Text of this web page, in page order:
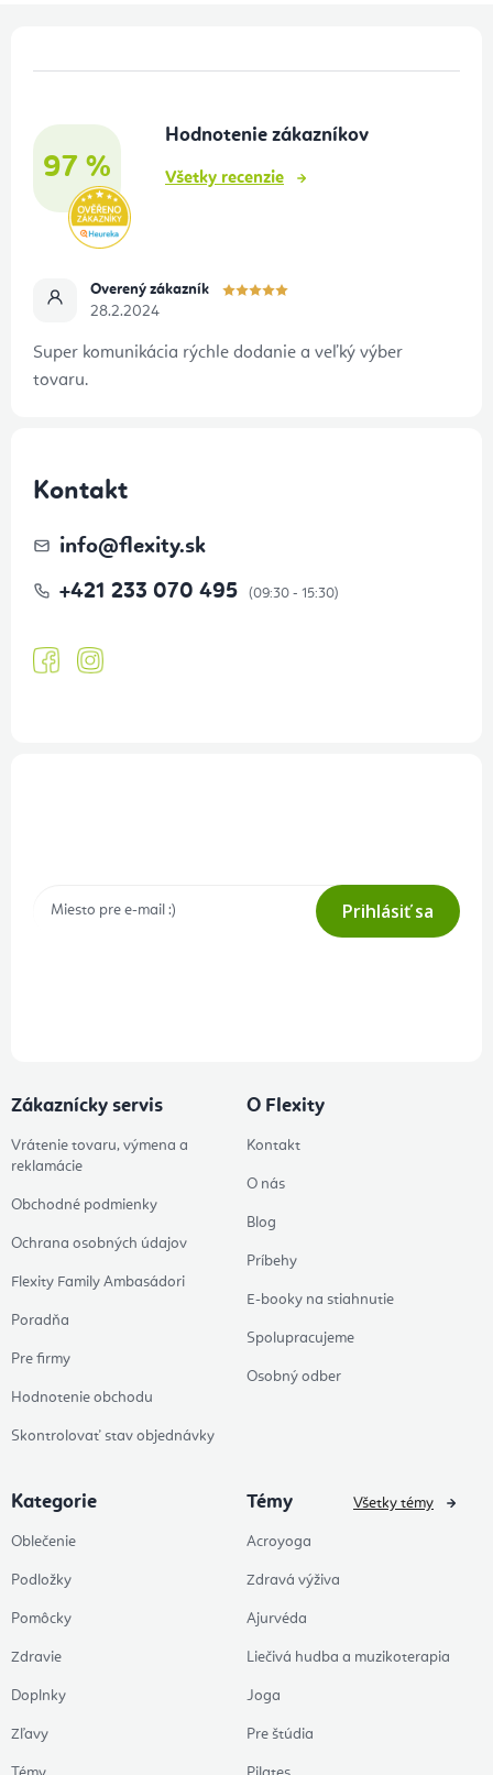
s
97 %
Hodnotenie zákazníkov
Všetky recenzie
Overený zákazník
28.2.2024
Super komunikácia rýchle dodanie a veľký výber
tovaru.
Kontakt
info@flexity.sk
+421 233 070 495
Prihlásiť sa
Zákaznícky servis
Vrátenie tovaru, výmena a
reklamácie
Obchodné podmienky
Ochrana osobných údajov
Flexity Family Ambasádori
Poradňa
Pre firmy
Hodnotenie obchodu
Skontrolovať stav objednávky
O Flexity
Kontakt
O nás
Blog
Príbehy
E-booky na stiahnutie
Spolupracujeme
Osobný odber
Kategorie
Oblečenie
Podložky
Pomôcky
Zdravie
Doplnky
Zľavy
Témy
Acroyoga
Zdravá výživa
Ajurvéda
Liečivá hudba a muzikoterapia
Joga
Pre štúdia
Všetky témy